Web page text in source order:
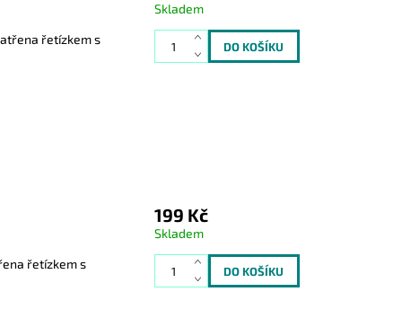
řetízkem s
Skladem
řetízkem s
199 Kč
Skladem